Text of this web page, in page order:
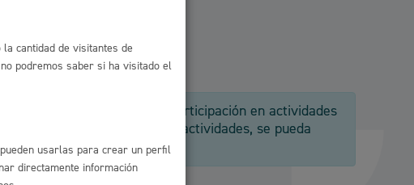
oficiales
Catálogo de trámites
para la promoción de participación en actividades
naturaleza de dichas actividades, se pueda
propio servicio.
cantidad de visitantes de
podremos saber si ha visitado el
usarlas para crear un perfil
directamente información